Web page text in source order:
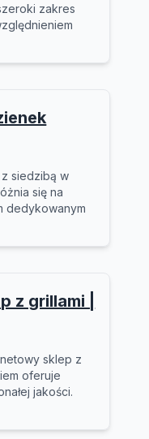
zakres
siedzibą w
się na
dedykowanym
z grillami |
sklep z
oferuje
jakości.